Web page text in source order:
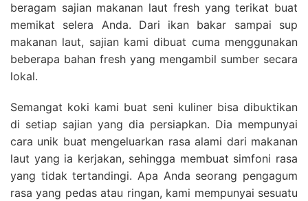
beragam sajian makanan laut fresh yang terikat buat
memikat selera Anda. Dari ikan bakar sampai sup
makanan laut, sajian kami dibuat cuma menggunakan
beberapa bahan fresh yang mengambil sumber secara
lokal.
Semangat koki kami buat seni kuliner bisa dibuktikan
di setiap sajian yang dia persiapkan. Dia mempunyai
cara unik buat mengeluarkan rasa alami dari makanan
laut yang ia kerjakan, sehingga membuat simfoni rasa
yang tidak tertandingi. Apa Anda seorang pengagum
rasa yang pedas atau ringan, kami mempunyai sesuatu